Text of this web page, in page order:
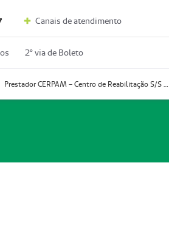
Canais de atendimento
2º via de Boleto
Prestador CERPAM – Centro de Reabilitação S/S Ltda-ME (52004274-8)